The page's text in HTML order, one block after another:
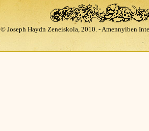
© Joseph Haydn Zeneiskola, 2010. - Amennyiben